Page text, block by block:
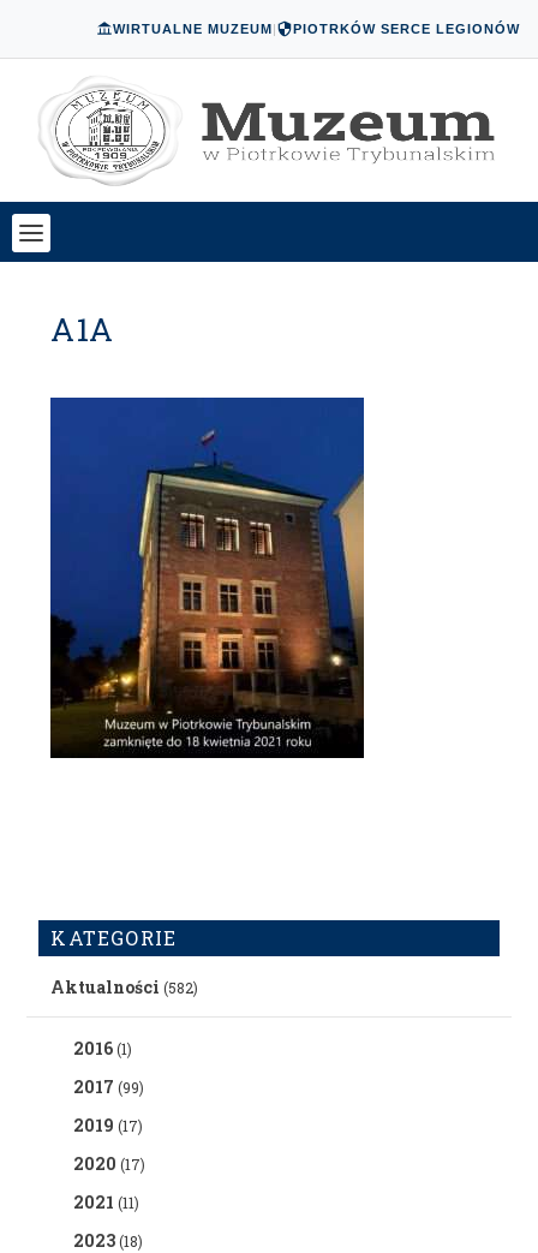
WIRTUALNE MUZEUM| PIOTRKÓW SERCE LEGIONÓW
A1A
KATEGORIE
Aktualności (582)
2016(1)
2017 (99)
2019 (17)
2020 (17)
2021 (11)
2023(18)